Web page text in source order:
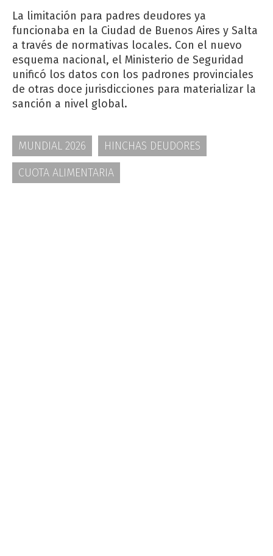
La limitación para padres deudores ya
funcionaba en la Ciudad de Buenos Aires y Salta
a través de normativas locales. Con el nuevo
esquema nacional, el Ministerio de Seguridad
unificó los datos con los padrones provinciales
de otras doce jurisdicciones para materializar la
sanción a nivel global.
MUNDIAL 2026
HINCHAS DEUDORES
CUOTA ALIMENTARIA